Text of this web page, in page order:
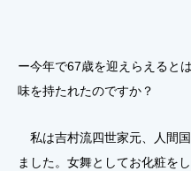
ー今年で67歳を迎えらえると
味を持たれたのですか？
私は吉村流四世家元、人間
ました。女舞としてお化粧を